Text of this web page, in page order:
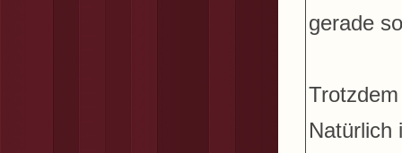
gerade
Natürlich